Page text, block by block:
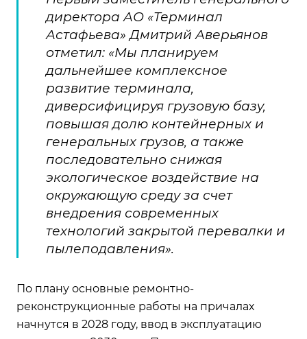
директора АО «Терминал
Астафьева» Дмитрий Аверьянов
отметил: «Мы планируем
дальнейшее комплексное
развитие терминала,
диверсифицируя грузовую базу,
повышая долю контейнерных и
генеральных грузов, а также
последовательно снижая
экологическое воздействие на
окружающую среду за счет
внедрения современных
технологий закрытой перевалки и
пылеподавления».
По плану основные ремонтно-
реконструкционные работы на причалах
начнутся в 2028 году, ввод в эксплуатацию